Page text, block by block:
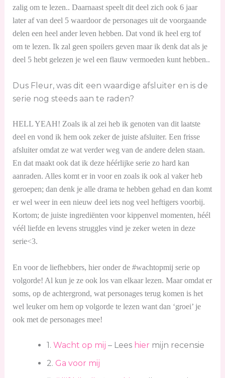
zalig om te lezen.. Daarnaast speelt dit deel zich ook 6 jaar
later af van deel 5 waardoor de personages uit de voorgaande
delen een heel ander leven hebben. Dat vond ik heel erg tof
om te lezen. Ik zal geen spoilers geven maar ik denk dat als je
deel 5 hebt gelezen je wel een flauw vermoeden kunt hebben..
Dus Fleur, was dit een waardige afsluiter en is de
serie nog steeds aan te raden?
HELL YEAH! Zoals ik al zei heb ik genoten van dit laatste
deel en vond ik hem ook zeker de juiste afsluiter. Een frisse
afsluiter omdat ze wat verder weg van de andere delen staan.
En dat maakt ook dat ik deze héérlijke serie zo hard kan
aanraden. Alles komt er in voor en zoals ik ook al vaker heb
geroepen; dan denk je alle drama te hebben gehad en dan komt
er wel weer in een nieuw deel iets nog veel heftigers voorbij.
Kortom; de juiste ingrediënten voor kippenvel momenten, héél
véél liefde en levens struggles vind je zeker weten in deze
serie<3.
En voor de liefhebbers, hier onder de #wachtopmij serie op
volgorde! Al kun je ze ook los van elkaar lezen. Maar omdat er
soms, op de achtergrond, wat personages terug komen is het
wel leuker om hem op volgorde te lezen want dan ‘groei’ je
ook met de personages mee!
1. Wacht op mij – Lees hier mijn recensie
2. Ga voor mij